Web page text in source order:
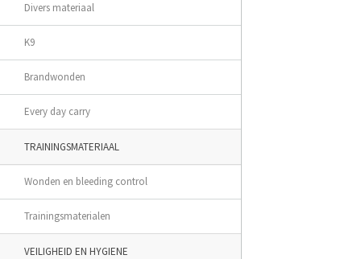
Divers materiaal
K9
Brandwonden
Every day carry
TRAININGSMATERIAAL
Wonden en bleeding control
Trainingsmaterialen
VEILIGHEID EN HYGIENE